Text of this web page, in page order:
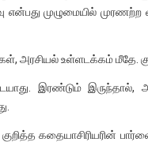
என்பது முழுமையில்
உள்ளடக்கம் மீதே.
இரண்டும் இருந்தால்,
கதையாசிரியரின்